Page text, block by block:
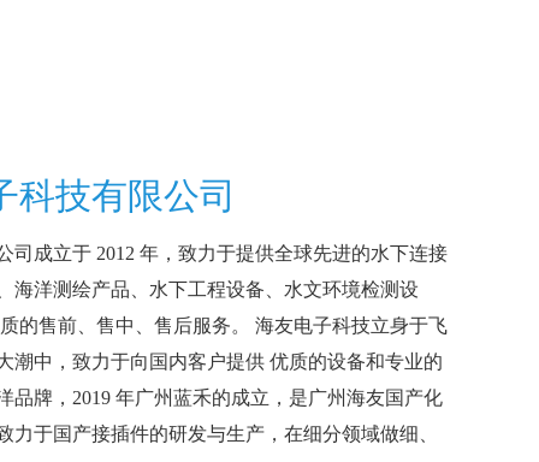
科技有限公司
司成立于 2012 年，致力于提供全球先进的水下连接
海洋测绘产品、水下工程设备、水文环境检测设
的售前、售中、售后服务。 海友电子科技立身于飞
潮中，致力于向国内客户提供 优质的设备和专业的
品牌，2019 年广州蓝禾的成立，是广州海友国产化
力于国产接插件的研发与生产，在细分领域做细、